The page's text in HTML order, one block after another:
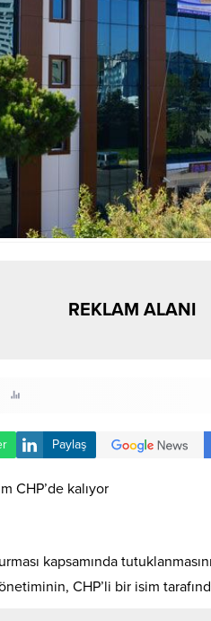
REKLAM ALANI
Paylaş
kapsamında
CHP’li bir isim